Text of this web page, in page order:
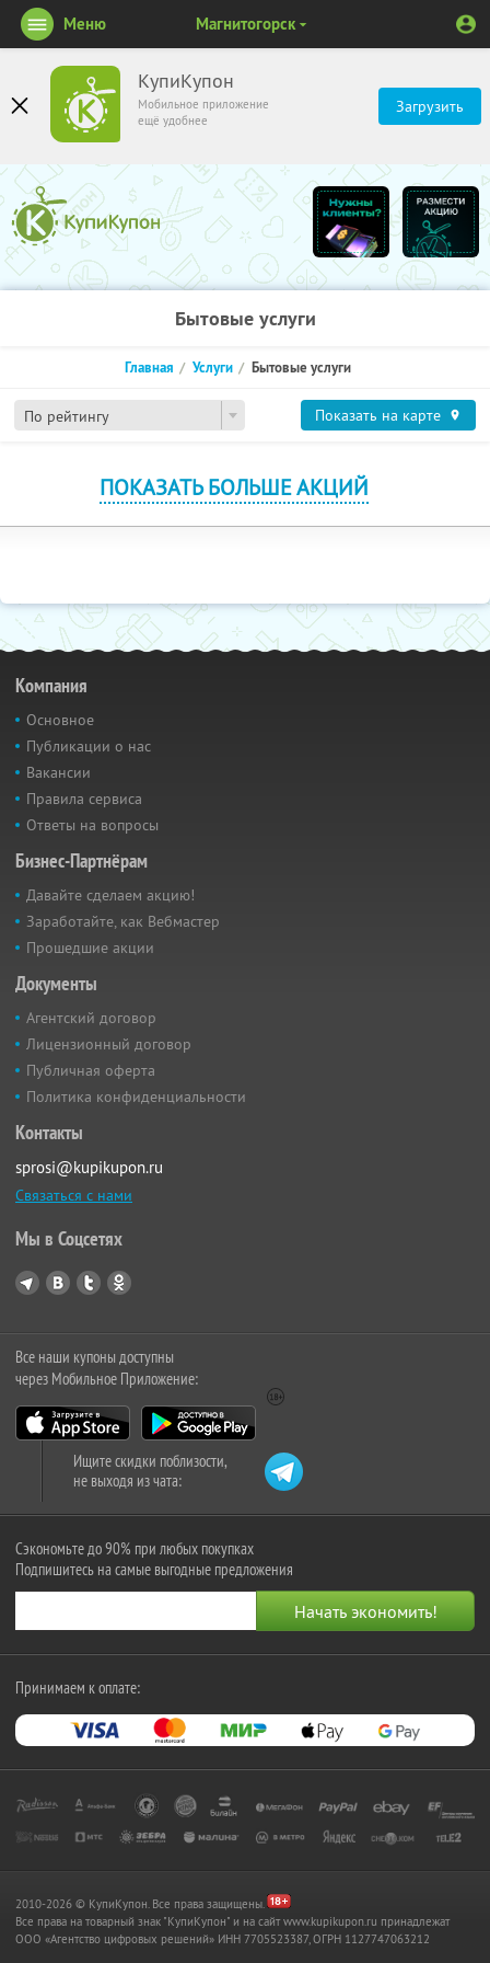
КупиКупон
Мобильное приложение
ещё удобнее
Загрузить
Меню Магнитогорск
Бытовые услуги
По рейтингу
Главная Услуги Бытовые услуги
Показать на карте
ПОКАЗАТЬ БОЛЬШЕ АКЦИЙ
Компания
Основное
Публикации о нас
Вакансии
Правила сервиса
Ответы на вопросы
Бизнес-Партнёрам
Давайте сделаем акцию!
Заработайте, как Вебмастер
Прошедшие акции
Документы
Агентский договор
Лицензионный договор
Публичная оферта
Политика конфиденциальности
Контакты
sprosi@kupikupon.ru
Связаться с нами
Мы в Соцсетях
Все наши купоны доступны
через Мобильное Приложение:
Ищите скидки поблизости,
не выходя из чата:
Сэкономьте до 90% при любых покупках
Подпишитесь на самые выгодные предложения
Принимаем к оплате:
2010-2026 © КупиКупон. Все права защищены.
Все права на товарный знак "КупиКупон" и на сайт www.kupikupon.ru принадлежат
OOO «Агентство цифровых решений» ИНН 7705523387, ОГРН 1127747063212